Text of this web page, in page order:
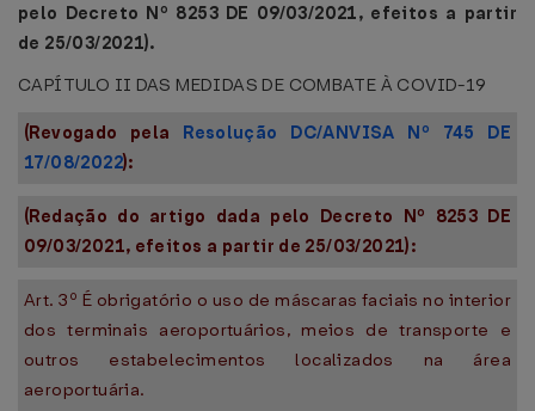
pelo Decreto Nº 8253 DE 09/03/2021, efeitos a partir
de 25/03/2021).
CAPÍTULO II DAS MEDIDAS DE COMBATE À COVID-19
(Revogado pela Resolução DC/ANVISA Nº 745 DE
17/08/2022):
(Redação do artigo dada pelo Decreto Nº 8253 DE
09/03/2021, efeitos a partir de 25/03/2021):
Art. 3º É obrigatório o uso de máscaras faciais no interior
dos terminais aeroportuários, meios de transporte e
outros estabelecimentos localizados na área
aeroportuária.